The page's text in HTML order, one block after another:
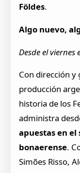
Földes.
Algo nuevo,
Desde el viernes
Con dirección y
producción
historia de los
administra
apuestas en
bonaerense.
Simões Risso,